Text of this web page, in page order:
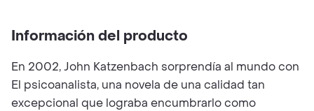
Información del producto
En 2002, John Katzenbach sorprendía al mundo con
El psicoanalista, una novela de una calidad tan
excepcional que lograba encumbrarlo como